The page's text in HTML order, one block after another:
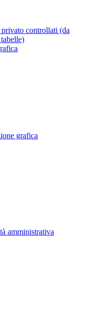
controllati (da
grafica
amministrativa